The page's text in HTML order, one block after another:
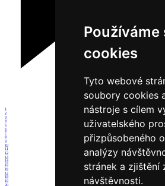
cookies
Tyto webové
soubory cookies
nástroje s cílem
uživatelského
přizpůsobeného
analýzy
stránek a zjištění
návštěvnosti.
1
2
3
4
5
6
7
8
9
10
11
12
13
14
15
16
17
18
19
20